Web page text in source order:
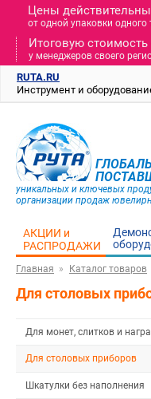
Цены
от одной упаковки одного
Итоговую
у менеджеров своего
RUTA.RU
Инструмент и
уникальных и ключевых
организации продаж
АКЦИИ и
РАСПРОДАЖИ
Главная Каталог товаров
Для столовых
Для монет, слитков и
Для столовых приборов
Шкатулки без наполнения